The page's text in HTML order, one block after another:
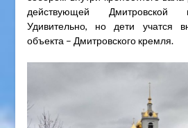
действующей Дмитровской
Удивительно, но дети учатся
объекта – Дмитровского кремля.